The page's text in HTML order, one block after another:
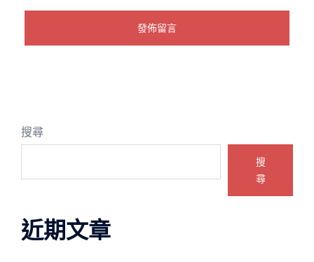
搜尋
搜
尋
近期文章